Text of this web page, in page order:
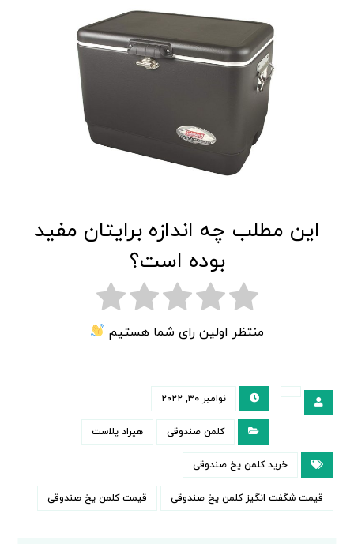
این مطلب چه اندازه برایتان مفید
بوده است؟
منتظر اولین رای شما هستیم
نوامبر ۳۰, ۲۰۲۲
کلمن صندوقی هیراد پلاست
خرید کلمن یخ صندوقی
قیمت شگفت انگیز کلمن یخ صندوقی قیمت کلمن یخ صندوقی